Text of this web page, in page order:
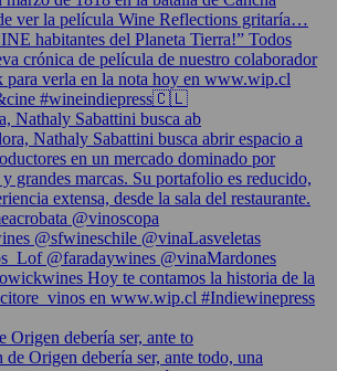
Nathaly Sabattini busca ab
Origen debería ser, ante to